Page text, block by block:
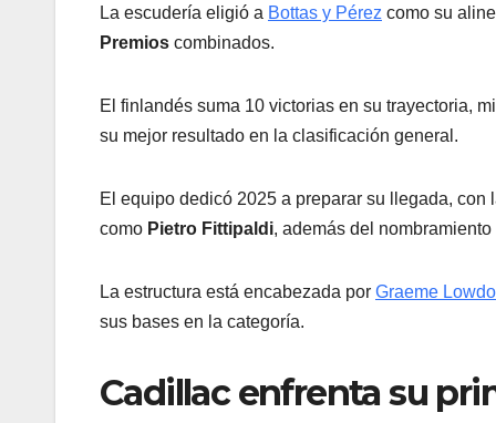
La escudería eligió a Bottas y Pérez como su
Premios combinados.
El finlandés suma 10 victorias en su trayectoria,
su mejor resultado en la clasificación general.
El equipo dedicó 2025 a preparar su llegada,
como Pietro Fittipaldi, además del
La estructura está encabezada por Graeme
sus bases en la categoría.
Cadillac enfrenta su